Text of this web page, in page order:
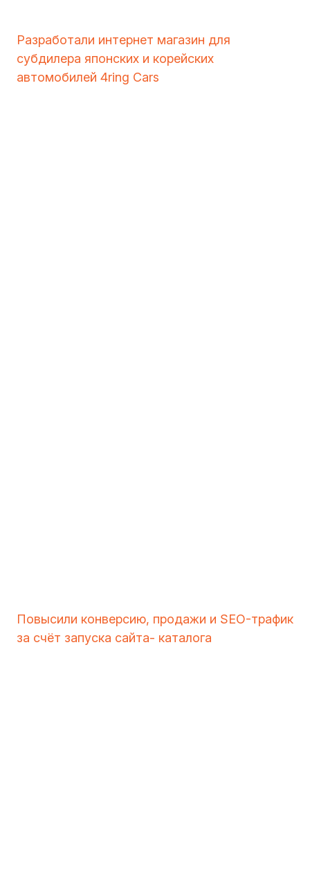
Разработали интернет магазин для
субдилера японских и корейских
автомобилей 4ring Cars
Повысили конверсию, продажи и SEO-трафик
за счёт запуска сайта- каталога